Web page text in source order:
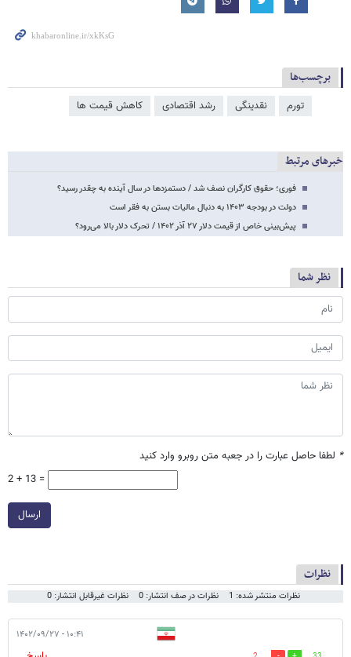
برچسب‌ها
تورم نقدینگی رشد اقتصادی کاهش قیمت ها
خبرهای مرتبط
فوری؛ حقوق کارگران نصف شد / دستمزدها در سال آینده به چقدر رسید؟
دولت در بودجه ۱۴۰۳ به دنبال مالیات بستن به فقر است
پیش‌بینی خاص از قیمت دلار ۲۷ آذر ۱۴۰۲ / تحرک دلار بالا می‌رود؟
نظر شما
* لطفا حاصل عبارت را در جعبه متن روبرو وارد کنید
2 + 13 =
ارسال
نظرات
نظرات منتشر شده: 1 نظرات در صف انتشار: 0 نظرات غیرقابل انتشار: 0
۱۰:۴۱ - ۱۴۰۲/۰۹/۲۷